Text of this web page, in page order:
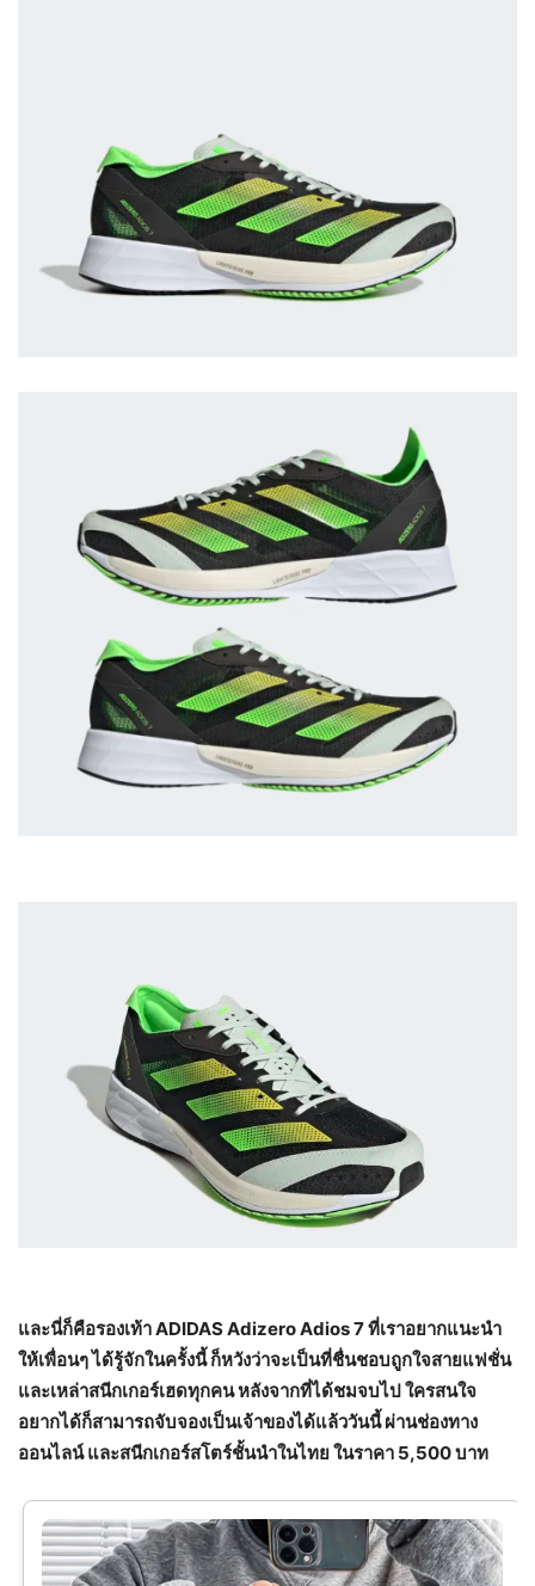
และนี่ก็คือรองเท้าADIDAS Adizero Adios 7ที่เราอยากแนะนำ
ให้เพื่อนๆ ได้รู้จักในครั้งนี้ ก็หวังว่าจะเป็นที่ชื่นชอบถูกใจสายแฟชั่น
และเหล่าสนีกเกอร์เฮดทุกคน หลังจากที่ได้ชมจบไป ใครสนใจ
อยากได้ก็สามารถจับจองเป็นเจ้าของได้แล้ววันนี้ ผ่านช่องทาง
ออนไลน์ และสนีกเกอร์สโตร์ชั้นนำในไทย ในราคา 5,500บาท